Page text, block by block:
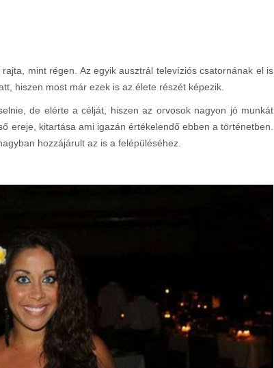
mint régen. Az egyik ausztrál televíziós csatornának el is
hiszen most már ezek is az élete részét képezik.
de elérte a célját, hiszen az orvosok nagyon jó munkát
ereje, kitartása ami igazán értékelendő ebben a történetben.
hozzájárult az is a felépüléséhez.